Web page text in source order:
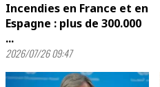
Incendies en France et en
Espagne : plus de 300.000
...
2026/07/26 09:47